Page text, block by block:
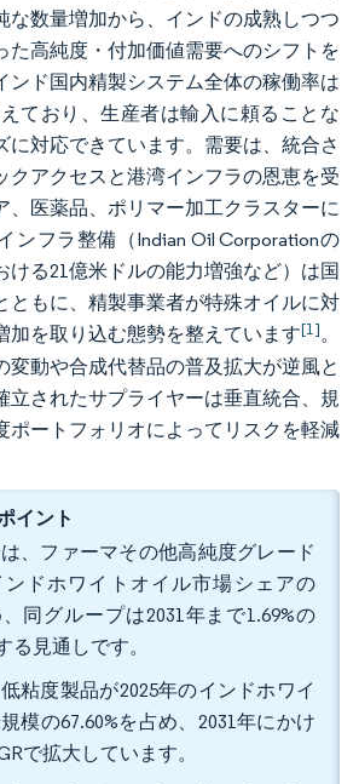
な数量増加から、インドの成熟しつつ
た高純度・付加価値需要へのシフトを
ンド国内精製システム全体の稼働率は
ており、生産者は輸入に頼ることな
に対応できています。需要は、統合さ
クアクセスと港湾インフラの恩恵を受
、医薬品、ポリマー加工クラスターに
ンフラ整備（Indian Oil Corporationの
ける21億米ドルの能力増強など）は国
ともに、精製事業者が特殊オイルに対
加を取り込む態勢を整えています[1]。
変動や合成代替品の普及拡大が逆風と
立されたサプライヤーは垂直統合、規
ポートフォリオによってリスクを軽減
イント
、ファーマその他高純度グレード
ンドホワイトオイル市場シェアの
、同グループは2031年まで1.69%の
る見通しです。
粘度製品が2025年のインドホワイ
模の67.60%を占め、2031年にかけ
で拡大しています。